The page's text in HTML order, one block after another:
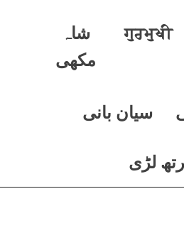
ਗੁਰਮੁਖੀ
شاہ
مکھی
سيان بانی
لڑی